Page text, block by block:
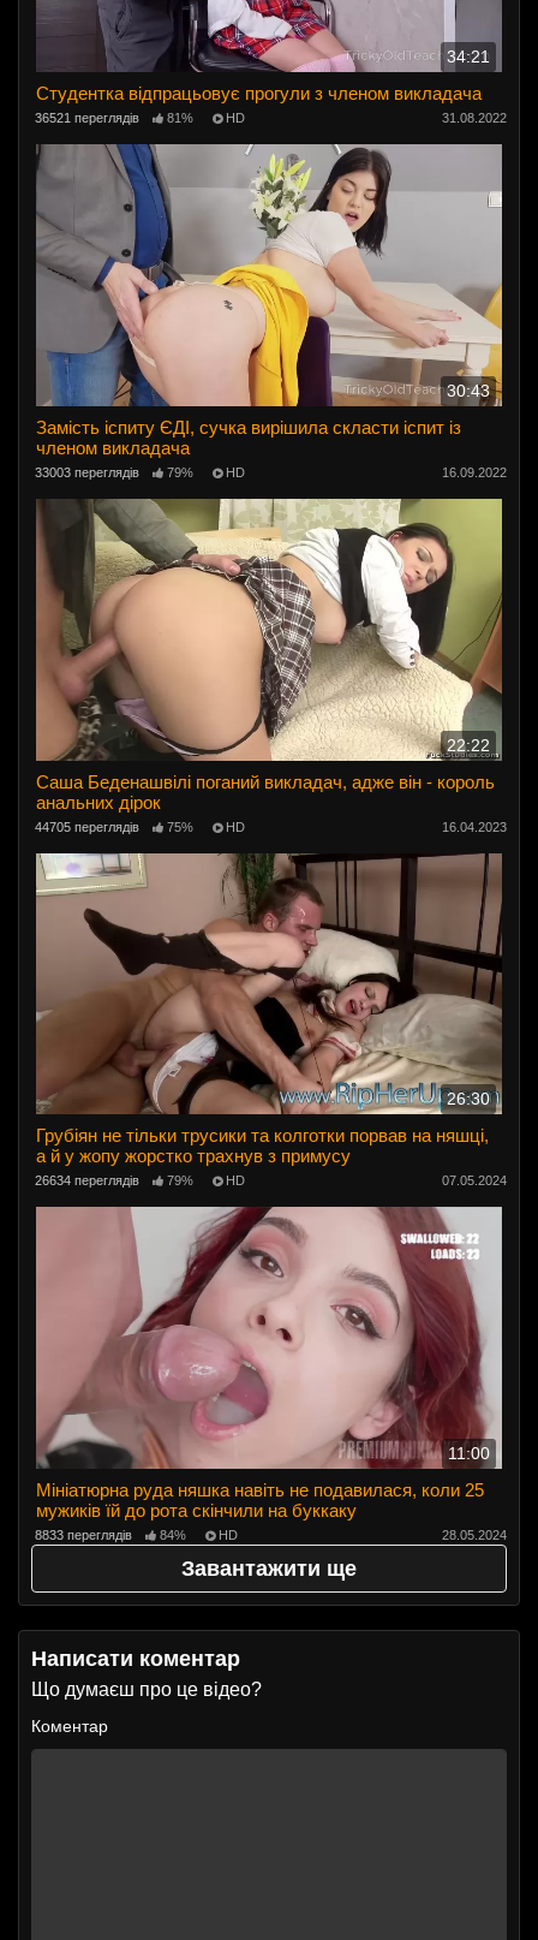
34:21
Студентка відпрацьовує прогули з членом викладача
36521 переглядів 81% HD 31.08.2022
30:43
Замість іспиту ЄДІ, сучка вирішила скласти іспит із
членом викладача
33003 переглядів 79% HD 16.09.2022
22:22
Саша Беденашвілі поганий викладач, адже він - король
анальних дірок
44705 переглядів 75% HD 16.04.2023
26:30
Грубіян не тільки трусики та колготки порвав на няшці,
а й у жопу жорстко трахнув з примусу
26634 переглядів 79% HD 07.05.2024
11:00
Мініатюрна руда няшка навіть не подавилася, коли 25
мужиків їй до рота скінчили на буккаку
8833 переглядів 84% HD 28.05.2024
Завантажити ще
Написати коментар
Що думаєш про це відео?
Коментар